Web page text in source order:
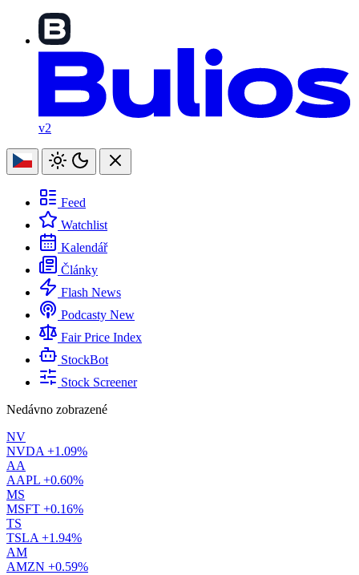
v2
Feed
Watchlist
Kalendář
Články
Flash News
Podcasty New
Fair Price Index
StockBot
Stock Screener
Nedávno zobrazené
NV
NVDA +1.09%
AA
AAPL +0.60%
MS
MSFT +0.16%
TS
TSLA +1.94%
AM
AMZN +0.59%